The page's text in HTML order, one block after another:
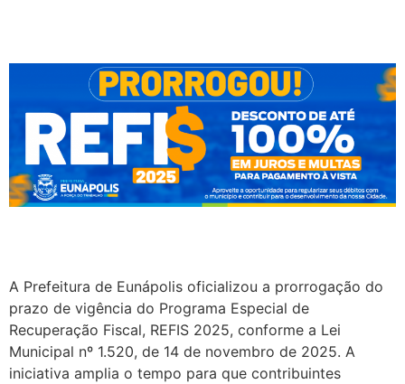
A Prefeitura de Eunápolis oficializou a prorrogação do
prazo de vigência do Programa Especial de
Recuperação Fiscal, REFIS 2025, conforme a Lei
Municipal nº 1.520, de 14 de novembro de 2025. A
iniciativa amplia o tempo para que contribuintes